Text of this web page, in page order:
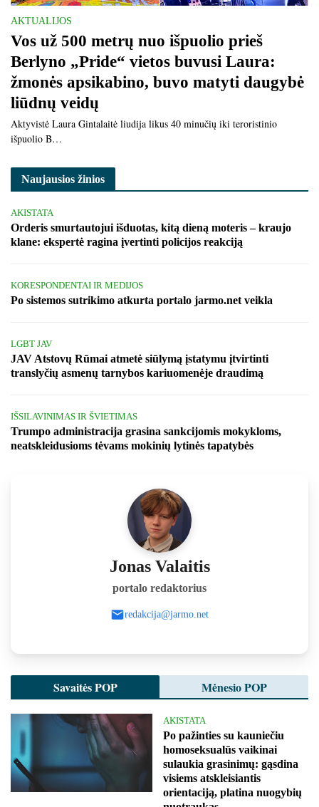
AKTUALIJOS
Vos už 500 metrų nuo išpuolio prieš
Berlyno „Pride“ vietos buvusi Laura:
žmonės apsikabino, buvo matyti daugybė
liūdnų veidų
Aktyvistė Laura Gintalaitė liudija likus 40 minučių iki teroristinio
išpuolio B…
Naujausios žinios
AKISTATA
Orderis smurtautojui išduotas, kitą dieną moteris – kraujo
klane: ekspertė ragina įvertinti policijos reakciją
KORESPONDENTAI IR MEDIJOS
Po sistemos sutrikimo atkurta portalo jarmo.net veikla
LGBT JAV
JAV Atstovų Rūmai atmetė siūlymą įstatymu įtvirtinti
translyčių asmenų tarnybos kariuomenėje draudimą
IŠSILAVINIMAS IR ŠVIETIMAS
Trumpo administracija grasina sankcijomis mokykloms,
neatskleidusioms tėvams mokinių lytinės tapatybės
Jonas Valaitis
portalo redaktorius
redakcija@jarmo.net
Savaitės POP Mėnesio POP
AKISTATA
Po pažinties su kauniečiu
homoseksualūs vaikinai
sulaukia grasinimų: gąsdina
visiems atskleisiantis
orientaciją, platina nuogybių